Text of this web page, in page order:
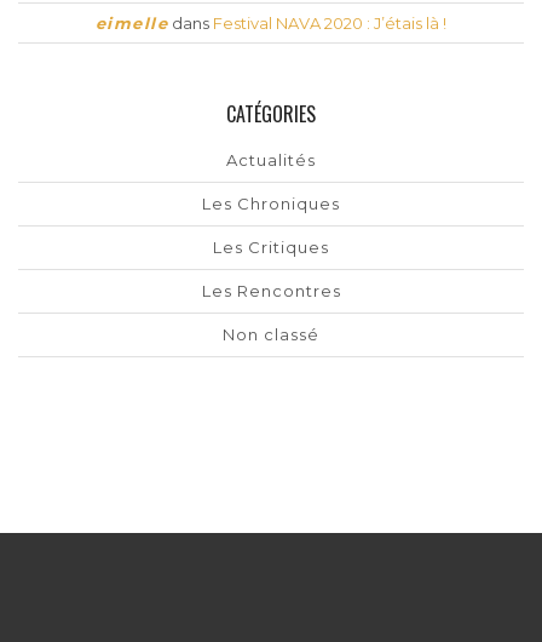
eimelle dans Festival NAVA 2020 : J’étais là !
CATÉGORIES
Actualités
Les Chroniques
Les Critiques
Les Rencontres
Non classé